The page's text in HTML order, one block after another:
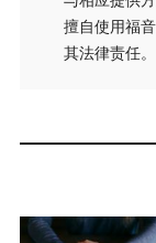
擅自使用福
其法律责任。